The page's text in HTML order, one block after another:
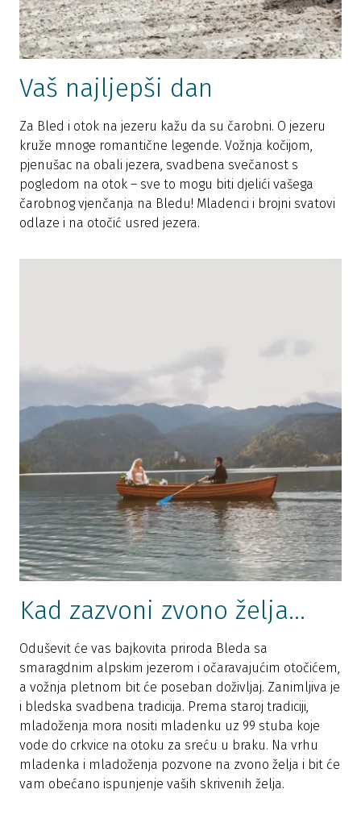
Vaš najljepši dan
Za Bled i otok na jezeru kažu da su čarobni. O jezeru
kruže mnoge romantične legende. Vožnja kočijom,
pjenušac na obali jezera, svadbena svečanost s
pogledom na otok – sve to mogu biti djelići vašega
čarobnog vjenčanja na Bledu! Mladenci i brojni svatovi
odlaze i na otočić usred jezera.
Kad zazvoni zvono želja...
Oduševit će vas bajkovita priroda Bleda sa
smaragdnim alpskim jezerom i očaravajućim otočićem,
a vožnja pletnom bit će poseban doživljaj. Zanimljiva je
i bledska svadbena tradicija. Prema staroj tradiciji,
mladoženja mora nositi mladenku uz 99 stuba koje
vode do crkvice na otoku za sreću u braku. Na vrhu
mladenka i mladoženja pozvone na zvono želja i bit će
vam obećano ispunjenje vaših skrivenih želja.